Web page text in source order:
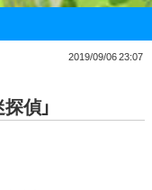
2019/09/06 23:07
偵」